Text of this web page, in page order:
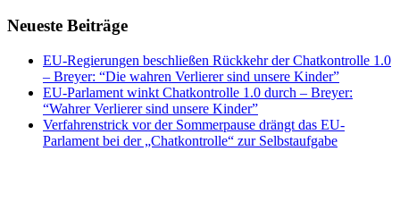
Neueste Beiträge
EU-Regierungen beschließen Rückkehr der Chatkontrolle 1.0
– Breyer: “Die wahren Verlierer sind unsere Kinder”
EU-Parlament winkt Chatkontrolle 1.0 durch – Breyer:
“Wahrer Verlierer sind unsere Kinder”
Verfahrenstrick vor der Sommerpause drängt das EU-
Parlament bei der „Chatkontrolle“ zur Selbstaufgabe